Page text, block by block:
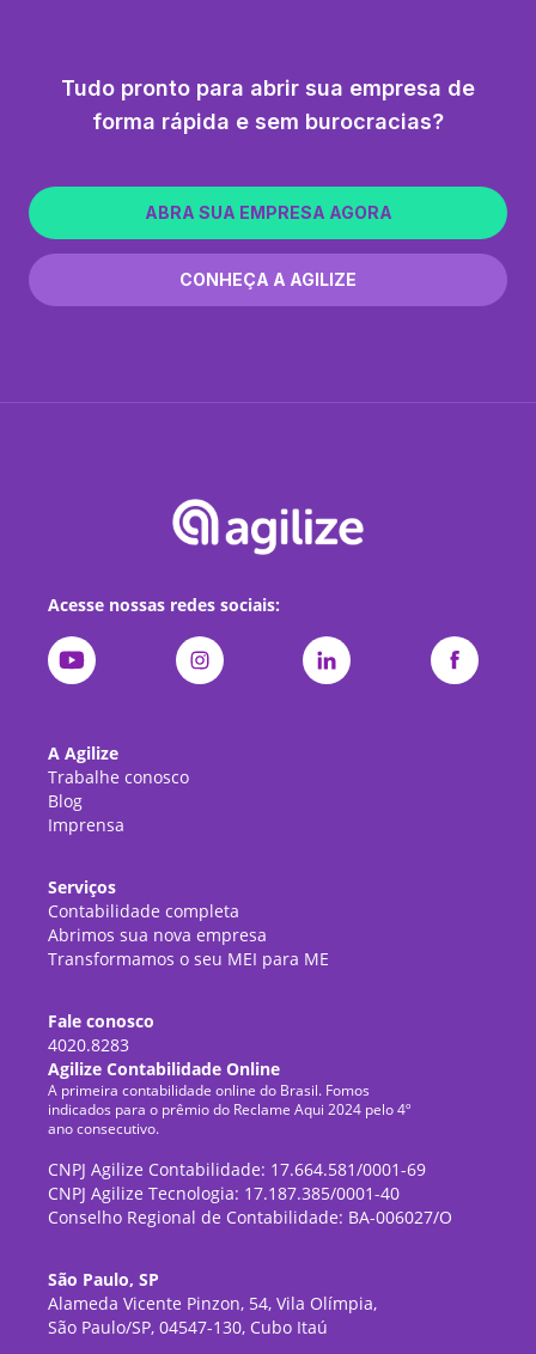
Tudo pronto para abrir sua empresa de
forma rápida e sem burocracias?
ABRA SUA EMPRESA AGORA
CONHEÇA A AGILIZE
Acesse nossas redes sociais:
A Agilize
Trabalhe conosco
Blog
Imprensa
Serviços
Contabilidade completa
Abrimos sua nova empresa
Transformamos o seu MEI para ME
Fale conosco
4020.8283
Agilize Contabilidade Online
A primeira contabilidade online do Brasil. Fomos
indicados para o prêmio do Reclame Aqui 2024 pelo 4º
ano consecutivo.
CNPJ Agilize Contabilidade: 17.664.581/0001-69
CNPJ Agilize Tecnologia: 17.187.385/0001-40
Conselho Regional de Contabilidade: BA-006027/O
São Paulo, SP
Alameda Vicente Pinzon, 54, Vila Olímpia,
São Paulo/SP, 04547-130, Cubo Itaú